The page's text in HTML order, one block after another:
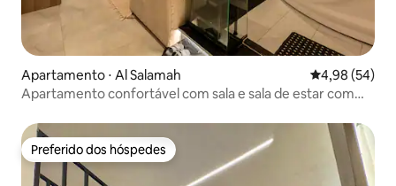
Apartamento ⋅ Al Salamah 4,98 de uma
4,98 (54)
Apartamento confortável com sala e sala de estar com
Preferido dos hóspedes
Preferido dos hóspedes